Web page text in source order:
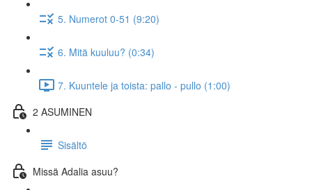
5. Numerot 0-51 (9:20)
6. Mitä kuuluu? (0:34)
7. Kuuntele ja toista: pallo - pullo (1:00)
2 ASUMINEN
Sisältö
Missä Adalia asuu?